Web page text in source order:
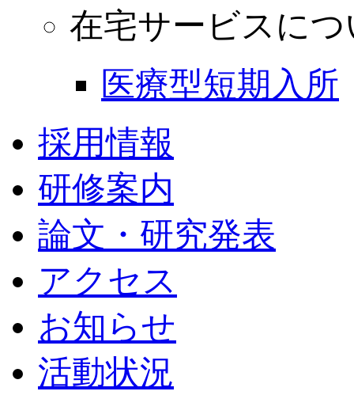
在宅サービスに
医療型短期入所
採用情報
研修案内
論文・研究発表
アクセス
お知らせ
活動状況